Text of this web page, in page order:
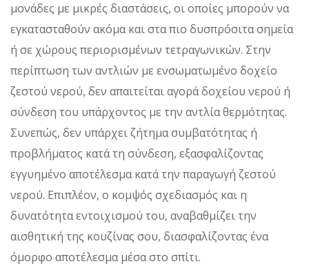
μονάδες με μικρές διαστάσεις, οι οποίες μπορούν να
εγκατασταθούν ακόμα και στα πιο δυσπρόσιτα σημεία
ή σε χώρους περιορισμένων τετραγωνικών. Στην
περίπτωση των αντλιών με ενσωματωμένο δοχείο
ζεστού νερού, δεν απαιτείται αγορά δοχείου νερού ή
σύνδεση του υπάρχοντος με την αντλία θερμότητας.
Συνεπώς, δεν υπάρχει ζήτημα συμβατότητας ή
προβλήματος κατά τη σύνδεση, εξασφαλίζοντας
εγγυημένο αποτέλεσμα κατά την παραγωγή ζεστού
νερού. Επιπλέον, ο κομψός σχεδιασμός και η
δυνατότητα εντοιχισμού του, αναβαθμίζει την
αισθητική της κουζίνας σου, διασφαλίζοντας ένα
όμορφο αποτέλεσμα μέσα στο σπίτι.